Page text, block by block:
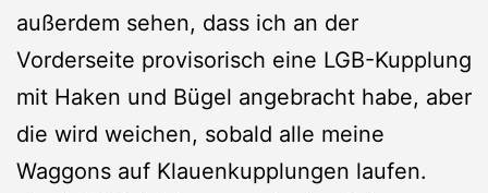
außerdem sehen, dass ich an der
Vorderseite provisorisch eine LGB-Kupplung
mit Haken und Bügel angebracht habe, aber
die wird weichen, sobald alle meine
Waggons auf Klauenkupplungen laufen.